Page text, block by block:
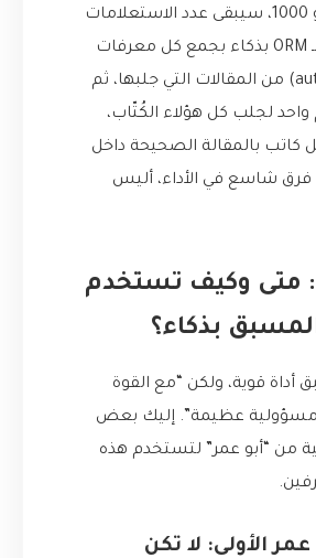
المقالات، 50 أو 1000، سيبقى عدد الاستعلامات
2 فقط. يقوم الـ ORM بذكاء بجمع كل معرفات
الكُتّاب (author_id) من المقالات التي جلبها، ثم
واحد لجلب كل هؤلاء الكُتّاب،
كاتب بالمقالة الصحيحة داخل
فرق شاسع في الأداء، أليس
متى وكيف تستخدم
بذكاء؟
أداة قوية، ولكن “مع القوة
مسؤولية عظيمة”. إليك بعض
من “أبو عمر” لتستخدم هذه
الأولى: لا تكن